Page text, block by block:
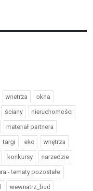
wnetrza okna
ściany nieruchomości
materiał partnera
targi eko wnętrza
konkursy narzedzie
- tematy pozostałe
wewnatrz_bud